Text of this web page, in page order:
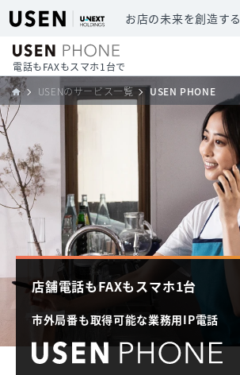
お店の未来を創造する
電話もFAXもスマホ1台で
USENのサービス一覧
USEN PHONE
店舗電話もFAXもスマホ1台
市外局番も取得可能な業務用IP電話